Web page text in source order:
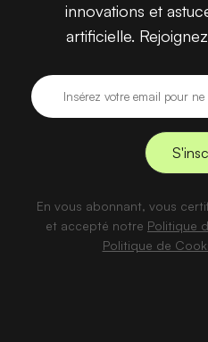
innovations et
artificielle.
En vous abonnant, vous
et accepté notre Politique
Politique de